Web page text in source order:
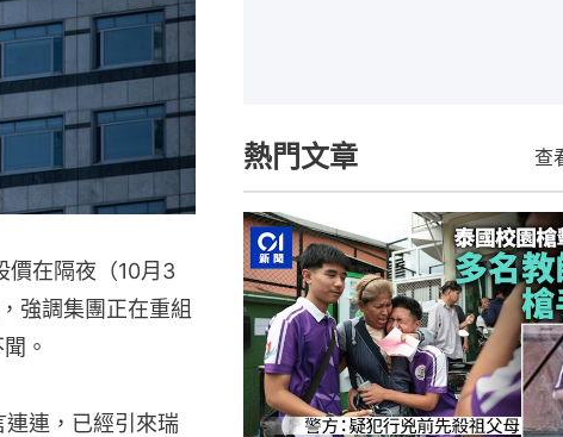
價在隔夜（10月3
強調集團正在重組
。
連，已經引來瑞
熱門文章 查